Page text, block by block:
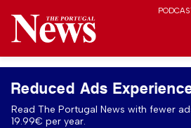
Reduced Ads
Read The Portugal News with fewer
19.99€ per year.